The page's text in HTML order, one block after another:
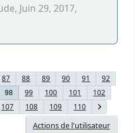
Juin 29, 2017,
87 88 89 90 91
92
98 99 100 101
102
107 108 109 110
Actions de l'utilisateur